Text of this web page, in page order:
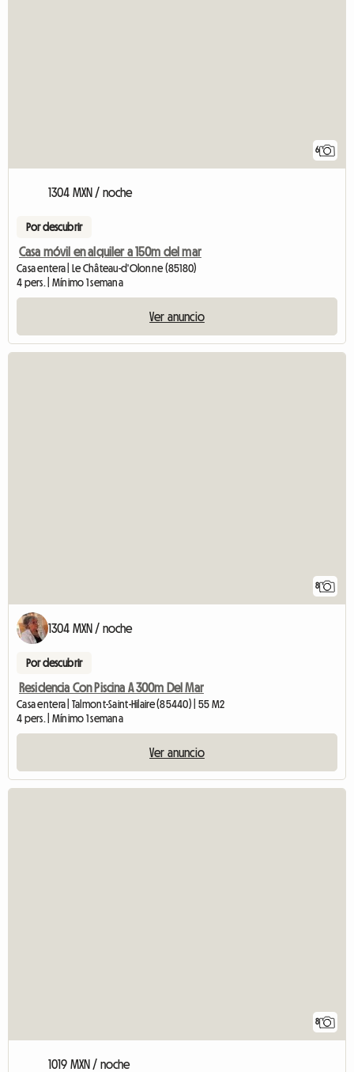
6
1304 MXN / noche
Por descubrir
Casa móvil en alquiler a 150m del mar
Casa entera | Le Château-d'Olonne (85180)
4 pers. | Mínimo 1 semana
Ver anuncio
8
1304 MXN / noche
Por descubrir
Residencia Con Piscina A 300m Del Mar
Casa entera | Talmont-Saint-Hilaire (85440) | 55 M2
4 pers. | Mínimo 1 semana
Ver anuncio
8
1019 MXN / noche